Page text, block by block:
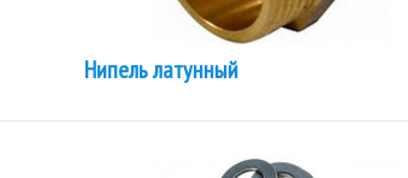
Нипель латунный